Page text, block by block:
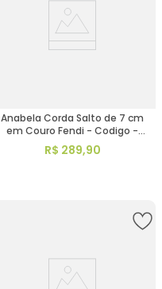
Anabela Corda Salto de 7 cm
em Couro Fendi - Codigo -
9597
R$ 289,90